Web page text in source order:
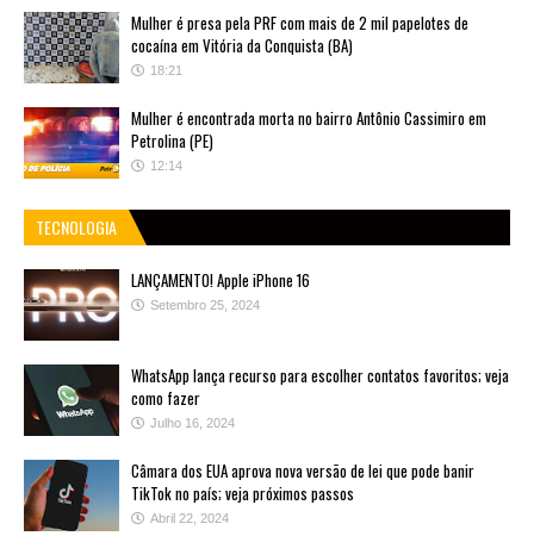
Mulher é presa pela PRF com mais de 2 mil papelotes de
cocaína em Vitória da Conquista (BA)
18:21
Mulher é encontrada morta no bairro Antônio Cassimiro em
Petrolina (PE)
12:14
TECNOLOGIA
LANÇAMENTO! Apple iPhone 16
Setembro 25, 2024
WhatsApp lança recurso para escolher contatos favoritos; veja
como fazer
Julho 16, 2024
Câmara dos EUA aprova nova versão de lei que pode banir
TikTok no país; veja próximos passos
Abril 22, 2024